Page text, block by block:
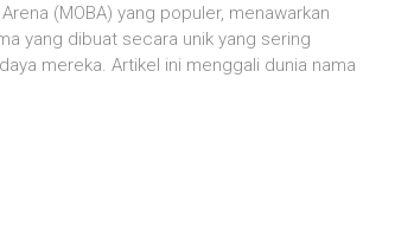
(MOBA) yang populer, menawarkan
yang dibuat secara unik yang sering
mereka. Artikel ini menggali dunia nama